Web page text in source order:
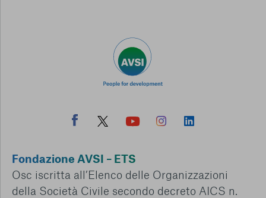
Fondazione AVSI – ETS
Osc iscritta all’Elenco delle Organizzazioni
della Società Civile secondo decreto AICS n.